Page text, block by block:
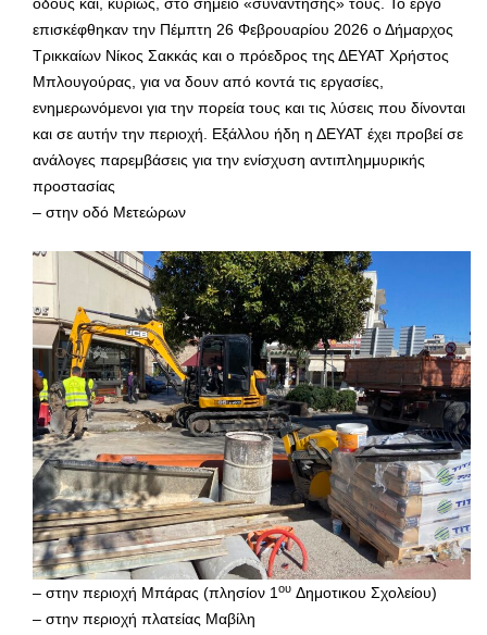
επισκέφθηκαν την Πέμπτη 26 Φεβρουαρίου 2026 ο Δήμαρχος
Τρικκαίων Νίκος Σακκάς και ο πρόεδρος της ΔΕΥΑΤ Χρήστος
Μπλουγούρας, για να δουν από κοντά τις εργασίες,
ενημερωνόμενοι για την πορεία τους και τις λύσεις που δίνονται
και σε αυτήν την περιοχή. Εξάλλου ήδη η ΔΕΥΑΤ έχει προβεί σε
ανάλογες παρεμβάσεις για την ενίσχυση αντιπλημμυρικής
προστασίας
– στην οδό Μετεώρων
– στην περιοχή Μπάρας (πλησίον 1 ου Δημοτικου Σχολείου)
– στην περιοχή πλατείας Μαβίλη